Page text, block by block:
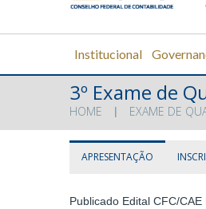
Institucional
3º Exame de
HOME EXAME DE
APRESENTAÇÃO
Publicado Edital CFC/CAE